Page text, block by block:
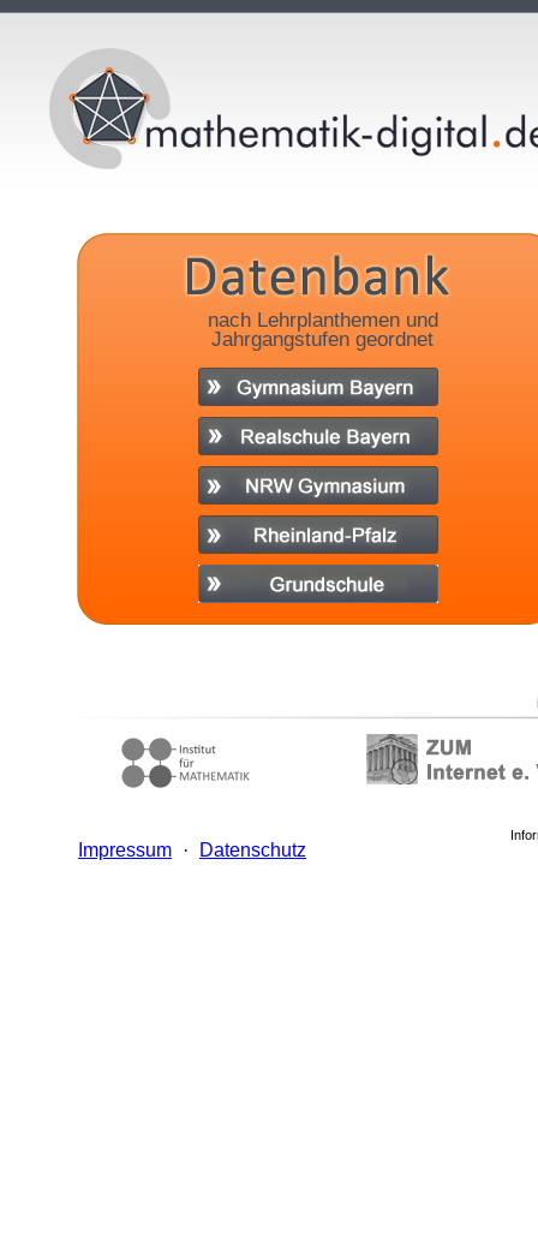
nach Lehrplanthemen und
Jahrgangstufen geordnet
Impressum · Datenschutz